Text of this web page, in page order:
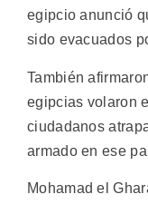
egipcio anunció
sido evacuados
También
egipcias volaron
ciudadanos
armado en ese
Mohamad el